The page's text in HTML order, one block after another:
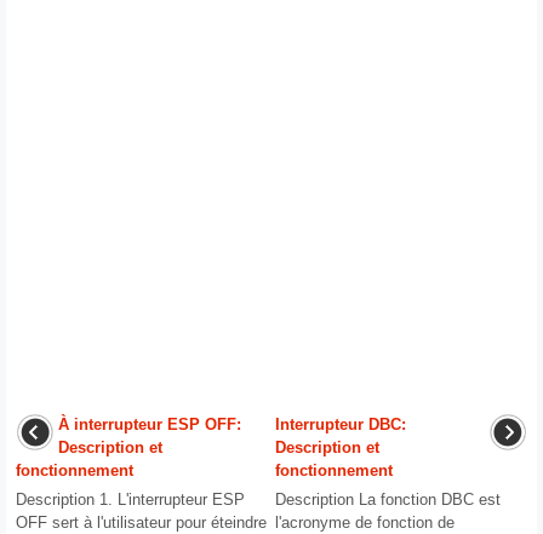
À interrupteur ESP OFF:
Description et
fonctionnement
Description 1. L'interrupteur ESP
OFF sert à l'utilisateur pour éteindre
Interrupteur DBC:
Description et
fonctionnement
Description La fonction DBC est
l'acronyme de fonction de